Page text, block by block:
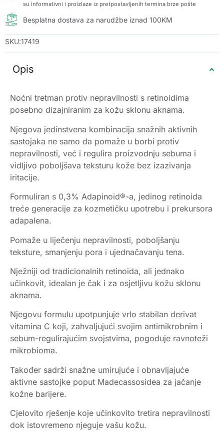
su informativni i proizlaze iz pretpostavljenih termina brze pošte
Besplatna dostava za narudžbe iznad 100KM
SKU:17419
Opis
Noćni tretman protiv nepravilnosti s retinoidima
posebno dizajniranim za kožu sklonu aknama.
Njegova jedinstvena kombinacija snažnih aktivnih
sastojaka ne samo da pomaže u borbi protiv
nepravilnosti, već i regulira proizvodnju sebuma i
vidljivo poboljšava teksturu kože bez izazivanja
iritacije.
Formuliran s 0,3% Adapinoid®-a, jedinog retinoida
treće generacije za kozmetičku upotrebu i prekursora
adapalena.
Pomaže u liječenju nepravilnosti, poboljšanju
teksture, smanjenju pora i ujednačavanju tena.
Nježniji od tradicionalnih retinoida, ali jednako
učinkovit, idealan je čak i za osjetljivu kožu sklonu
aknama.
Njegovu formulu upotpunjuje vrlo stabilan derivat
vitamina C koji, zahvaljujući svojim antimikrobnim i
sebum-regulirajućim svojstvima, pogoduje ravnoteži
mikrobioma.
Također sadrži snažne umirujuće i obnavljajuće
aktivne sastojke poput Madecassosidea za jačanje
kožne barijere.
Cjelovito rješenje koje učinkovito tretira nepravilnosti
dok istovremeno njeguje vašu kožu.